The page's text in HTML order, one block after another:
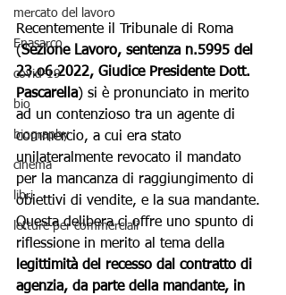
mercato del lavoro
Enasarco
covid-19
bio
biography
cinema
libri
letture per commerciali
Recentemente il Tribunale di Roma
(Sezione Lavoro, sentenza n.5995 del
23.o6.2022, Giudice Presidente Dott.
Pascarella) si è pronunciato in merito
ad un contenzioso tra un agente di
commercio, a cui era stato
unilateralmente revocato il mandato
per la mancanza di raggiungimento di
obiettivi di vendite, e la sua mandante.
Questa delibera ci offre uno spunto di
riflessione in merito al tema della
legittimità del recesso dal contratto di
agenzia, da parte della mandante, in